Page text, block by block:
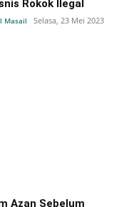
Rokok Ilegal
Masail Selasa, 23 Mei 2023
Azan Sebelum